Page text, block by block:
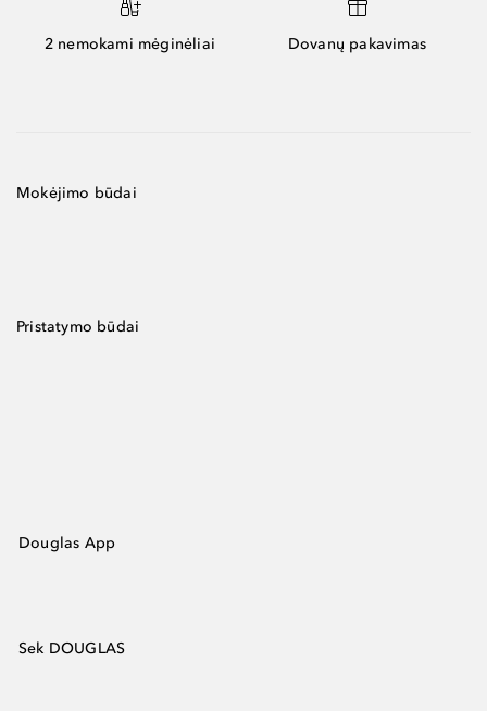
2 nemokami mėginėliai Dovanų pakavimas
Mokėjimo būdai
Pristatymo būdai
Douglas App
Sek DOUGLAS